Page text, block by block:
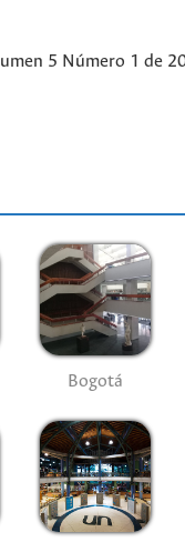
5 Número 1 de
Bogotá